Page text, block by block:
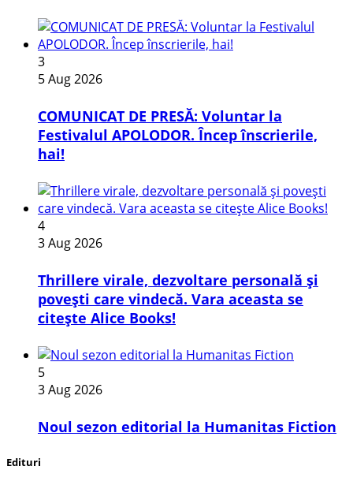
3
5 Aug 2026
COMUNICAT DE PRESĂ: Voluntar la
Festivalul APOLODOR. Încep înscrierile,
hai!
4
3 Aug 2026
Thrillere virale, dezvoltare personală și
povești care vindecă. Vara aceasta se
citește Alice Books!
5
3 Aug 2026
​Noul sezon editorial la Humanitas Fiction
Edituri